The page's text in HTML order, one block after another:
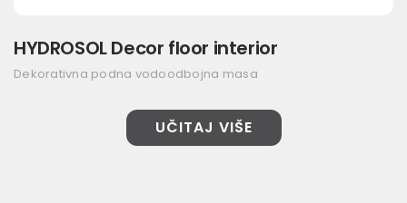
HYDROSOL Decor floor interior
Dekorativna podna vodoodbojna masa
UČITAJ VIŠE